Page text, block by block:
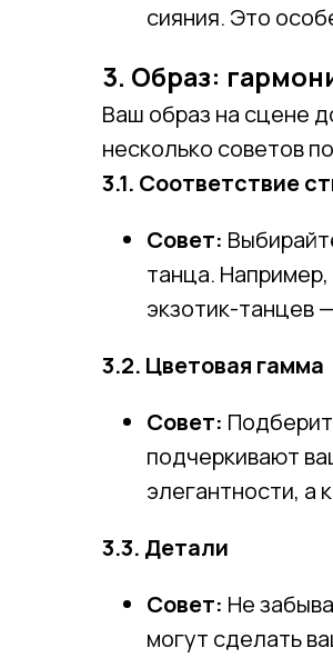
сияния. Это
3. Образ:
Ваш образ на сцене
несколько советов
3.1. Соответствие
Совет:
танца.
экзотик-танцев
3.2. Цветовая гамма
Совет:
подчеркивают
элегантности, а
3.3. Детали
Совет: Не
могут сделать